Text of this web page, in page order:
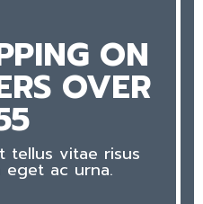
ON
OVER
tellus vitae risus
eget ac urna.